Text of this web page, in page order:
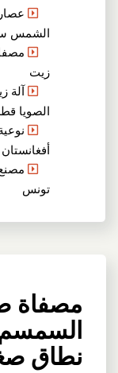
الشمس
زيت
آلة
الصويا
أفغانستان
تونس
مصفاة
نطاق